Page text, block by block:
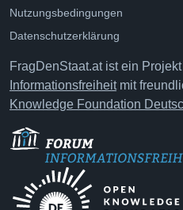
Nutzungsbedingungen
Datenschutzerklärung
FragDenStaat.at ist ein
Informationsfreiheitmit
Knowledge Foundation